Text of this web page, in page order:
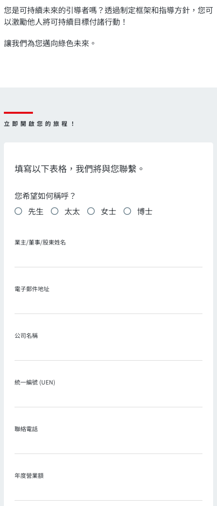
您是可持續未來的引導者嗎？透過制定框架和指導方針，您可
以激勵他人將可持續目標付諸行動！
讓我們為您邁向綠色未來。
立即開啟您的旅程！
填寫以下表格，我們將與您聯繫。
您希望如何稱呼？
先生
太太 女士 博士
業主/董事/股東姓名
電子郵件地址
公司名稱
統一編號 (UEN)
聯絡電話
年度營業額